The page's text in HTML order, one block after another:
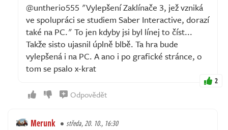
@untherio555 "Vylepšení Zaklínače 3, jež vzniká
ve spolupráci se studiem Saber Interactive, dorazí
také na PC." To jen kdyby jsi byl línej to číst...
Takže sisto ujasnil úplně blbě. Ta hra bude
vylepšená i na PC. A ano i po grafické stránce, o
tom se psalo x-krat
2
Odpovědět
Merunk středa, 20. 10., 16:30